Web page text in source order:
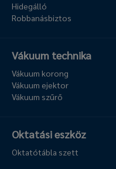
Hidegálló
Robbanásbiztos
Vákuum technika
Vákuum korong
Vákuum ejektor
Vákuum szűrő
Oktatási eszköz
Oktatótábla szett